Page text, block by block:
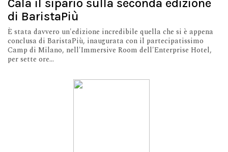
Cala il sipario sulla seconda edizione
di BaristaPiù
È stata davvero un'edizione incredibile quella che si è appena
conclusa di BaristaPiù, inaugurata con il partecipatissimo
Camp di Milano, nell'Immersive Room dell'Enterprise Hotel,
per sette ore...